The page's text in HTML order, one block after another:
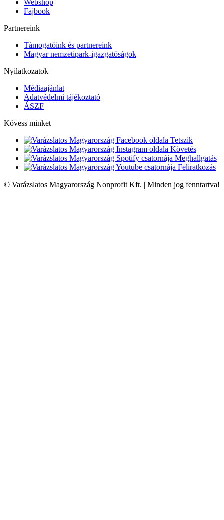
Fajbook
Partnereink
Támogatóink és partnereink
Magyar nemzetipark-igazgatóságok
Nyilatkozatok
Médiaajánlat
Adatvédelmi tájékoztató
ÁSZF
Kövess minket
Tetszik
Követés
Meghallgatás
Feliratkozás
© Varázslatos Magyarország Nonprofit Kft. | Minden jog fenntartva!